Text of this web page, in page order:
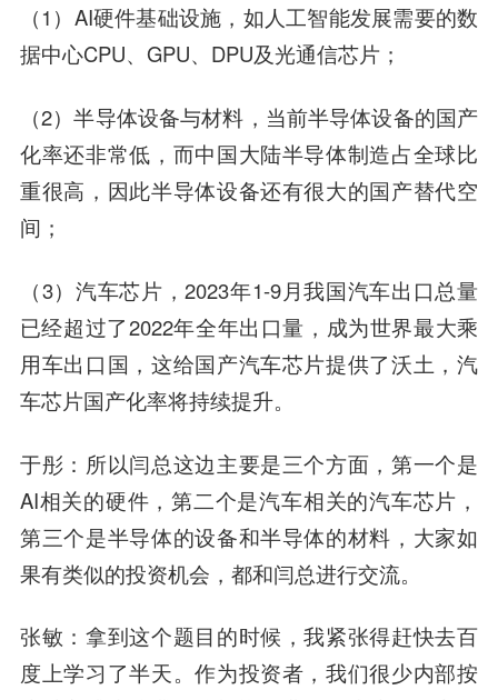
（1）AI硬件基础设施，如人工智能发展需要的数
据中心CPU、GPU、DPU及光通信芯片；
（2）半导体设备与材料，当前半导体设备的国产
化率还非常低，而中国大陆半导体制造占全球比
重很高，因此半导体设备还有很大的国产替代空
间；
（3）汽车芯片，2023年1-9月我国汽车出口总量
已经超过了2022年全年出口量，成为世界最大乘
用车出口国，这给国产汽车芯片提供了沃土，汽
车芯片国产化率将持续提升。
于彤：所以闫总这边主要是三个方面，第一个是
AI相关的硬件，第二个是汽车相关的汽车芯片，
第三个是半导体的设备和半导体的材料，大家如
果有类似的投资机会，都和闫总进行交流。
张敏：拿到这个题目的时候，我紧张得赶快去百
度上学习了半天。作为投资者，我们很少内部按